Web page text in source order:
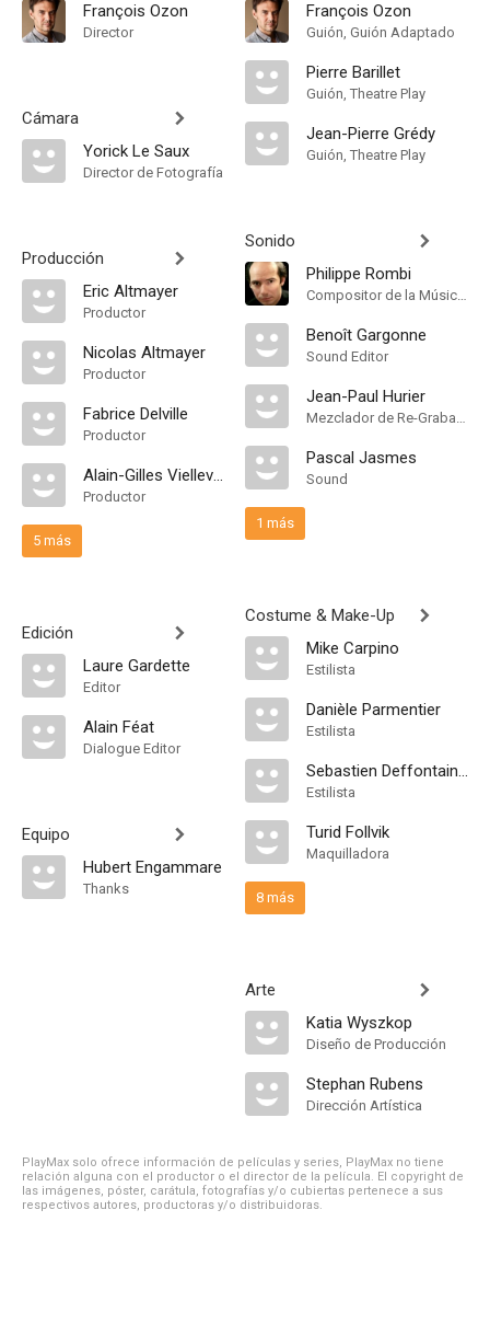
François Ozon
Director
Cámara
Yorick Le Saux
Director de Fotografía
Producción
Eric Altmayer
Productor
Nicolas Altmayer
Productor
Fabrice Delville
Productor
Alain-Gilles Viellevoye
Productor
5 más
Edición
Laure Gardette
Editor
Alain Féat
Dialogue Editor
Equipo
Hubert Engammare
Thanks
François Ozon
Guión, Guión Adaptado
Pierre Barillet
Guión, Theatre Play
Jean-Pierre Grédy
Guión, Theatre Play
Sonido
Philippe Rombi
Compositor de la Música Original
Benoît Gargonne
Sound Editor
Jean-Paul Hurier
Mezclador de Re-Grabación de Sonido
Pascal Jasmes
Sound
1 más
Costume & Make-Up
Mike Carpino
Estilista
Danièle Parmentier
Estilista
Sebastien Deffontaines
Estilista
Turid Follvik
Maquilladora
8 más
Arte
Katia Wyszkop
Diseño de Producción
Stephan Rubens
Dirección Artística
PlayMax solo ofrece información de películas y series, PlayMax no tiene
relación alguna con el productor o el director de la película. El copyright de
las imágenes, póster, carátula, fotografías y/o cubiertas pertenece a sus
respectivos autores, productoras y/o distribuidoras.